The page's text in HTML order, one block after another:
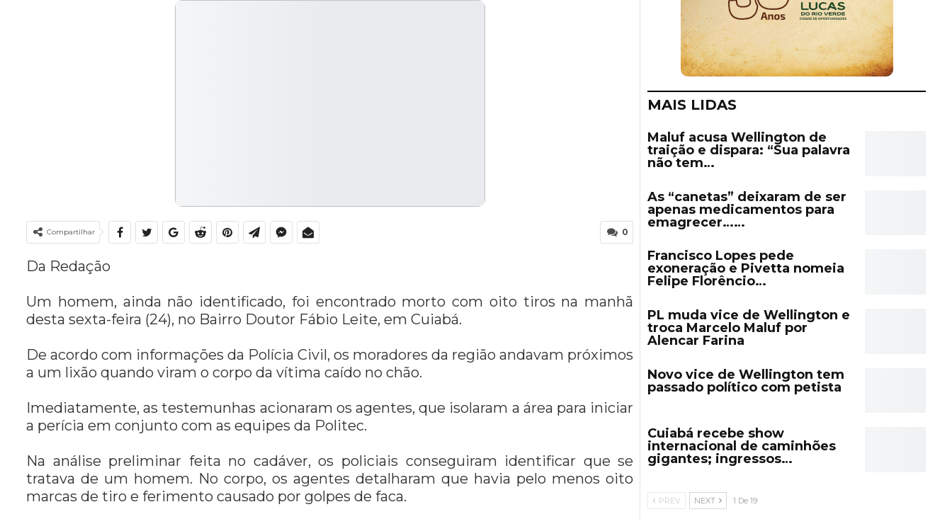
0
Compartilhar
Da Redação
Um homem, ainda não identificado, foi encontrado morto com oito tiros na manhã
desta sexta-feira (24), no Bairro Doutor Fábio Leite, em Cuiabá.
De acordo com informações da Polícia Civil, os moradores da região andavam próximos
a um lixão quando viram o corpo da vítima caído no chão.
Imediatamente, as testemunhas acionaram os agentes, que isolaram a área para iniciar
a perícia em conjunto com as equipes da Politec.
Na análise preliminar feita no cadáver, os policiais conseguiram identificar que se
tratava de um homem. No corpo, os agentes detalharam que havia pelo menos oito
marcas de tiro e ferimento causado por golpes de faca.
MAIS LIDAS
Maluf acusa Wellington de
traição e dispara: “Sua palavra
não tem…
As “canetas” deixaram de ser
apenas medicamentos para
emagrecer……
Francisco Lopes pede
exoneração e Pivetta nomeia
Felipe Florêncio…
PL muda vice de Wellington e
troca Marcelo Maluf por
Alencar Farina
Novo vice de Wellington tem
passado político com petista
Cuiabá recebe show
internacional de caminhões
gigantes; ingressos…
PREV NEXT 1 De 19